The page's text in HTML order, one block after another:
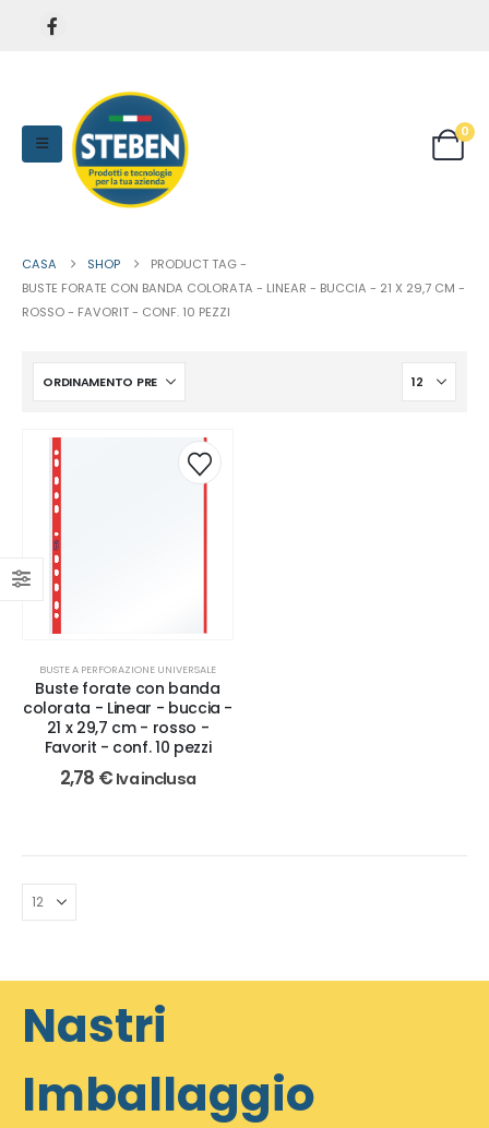
0
CASA SHOP
PRODUCT TAG -
BUSTE FORATE CON BANDA COLORATA - LINEAR - BUCCIA - 21 X 29,7 CM -
ROSSO - FAVORIT - CONF. 10 PEZZI
BUSTE A PERFORAZIONE UNIVERSALE
Buste forate con banda
colorata - Linear - buccia -
21 x 29,7 cm - rosso -
Favorit - conf. 10 pezzi
2,78 € Iva inclusa
Nastri
Imballaggio